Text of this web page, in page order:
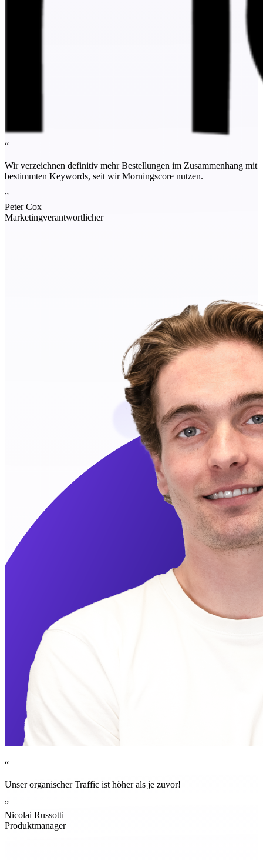
“
Wir verzeichnen definitiv mehr Bestellungen im Zusammenhang mit
bestimmten Keywords, seit wir Morningscore nutzen.
”
Peter Cox
Marketingverantwortlicher
“
Unser organischer Traffic ist höher als je zuvor!
”
Nicolai Russotti
Produktmanager